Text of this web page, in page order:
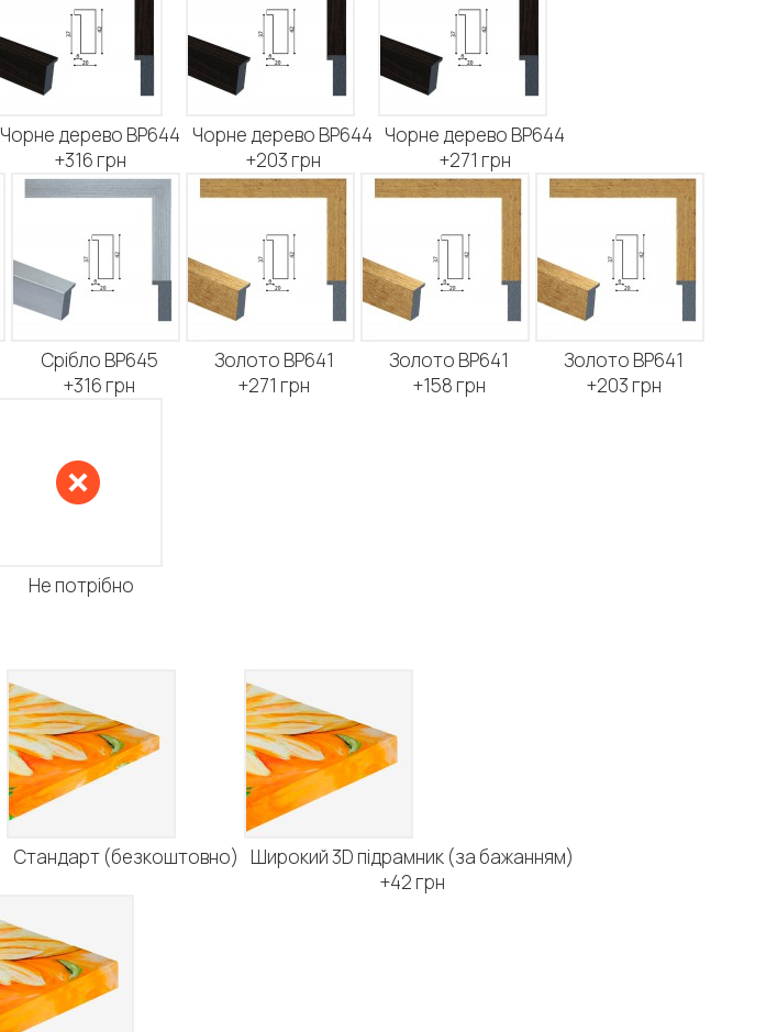
Чорне дерево BP644
+316 грн
Чорне дерево BP644
+203 грн
Чорне дерево BP644
+271 грн
Срібло BP645
+316 грн
Золото BP641
+271 грн
Золото BP641
+158 грн
Золото BP641
+203 грн
Не потрібно
Стандарт (безкоштовно)
Широкий 3D підрамник (за бажанням)
+42 грн